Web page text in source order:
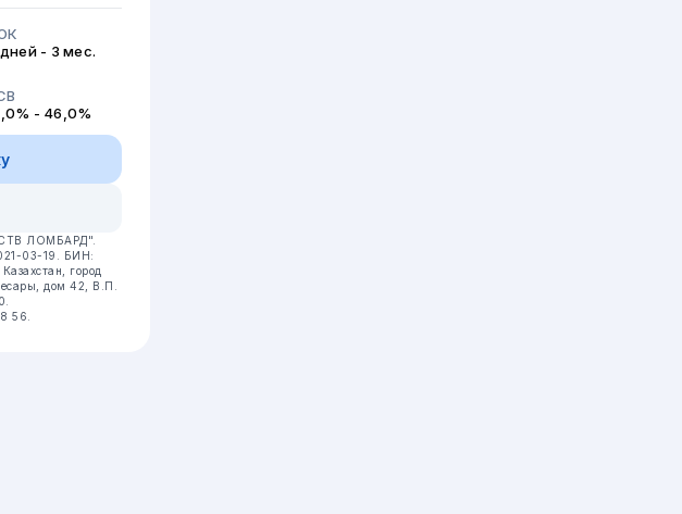
дней - 3 мес.
- 46,0%
ЛОМБАРД".
03-19.
БИН:
город
дом 42, В.П.
56.